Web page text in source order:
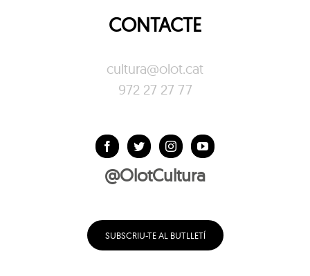
CONTACTE
cultura@olot.cat
972 27 27 77
@OlotCultura
SUBSCRIU-TE AL BUTLLETÍ